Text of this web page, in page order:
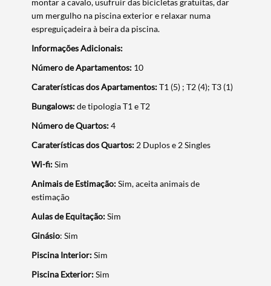
Termo de Pesquisa
Categorias gerais
Filtros
montar a cavalo, usufruir das bicicletas gratuitas, dar
um mergulho na piscina exterior e relaxar numa
espreguiçadeira à beira da piscina.
Informações Adicionais:
Número de Apartamentos: 10
Caraterísticas dos Apartamentos:T1 (5) ; T2 (4); T3 (1)
Bungalows:de tipologia T1 e T2
Número de Quartos:4
Caraterísticas dos Quartos: 2 Duplos e 2 Singles
Wi-fi:Sim
Animais de Estimação:Sim, aceita animais de
estimação
Aulas de Equitação:Sim
Ginásio: Sim
Piscina Interior:Sim
Piscina Exterior:Sim